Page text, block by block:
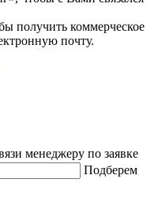
получить коммерческое
почту.
менеджеру по заявке
Подберем